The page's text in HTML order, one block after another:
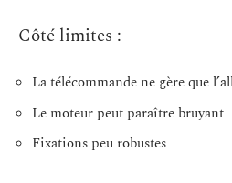
Côté limites :
La télécommande ne gère que
Le moteur peut paraître bruyant
Fixations peu robustes